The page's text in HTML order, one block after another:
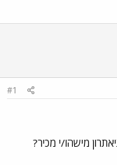
#1
מישהו/י מכיר?